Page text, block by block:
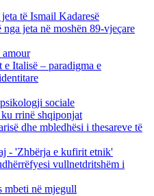
të Ismail Kadaresë
jeta në moshën 89-vjeçare
Italisë – paradigma e
sociale
rrinë shqiponjat
dhe mbledhësi i thesareve të
- 'Zhbërja e kufirit etnik'
vullnetdritshëm i
mbeti në mjegull